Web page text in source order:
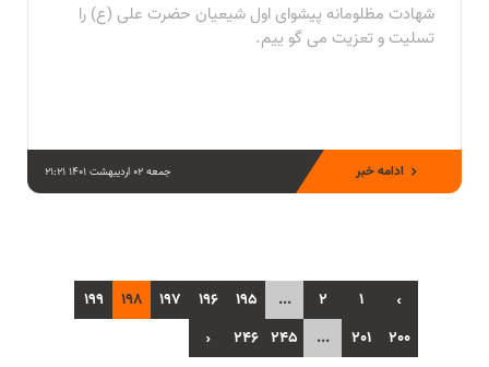
شهادت مظلومانه پیشوای اول شیعیان حضرت علی (ع) را
تسلیت و تعزیت می گو ییم.
جمعه 02 اردیبهشت 1401 21:21 ادامه خبر
‹
1
2
...
195
196
197
198
199
200
201
...
245
246
›